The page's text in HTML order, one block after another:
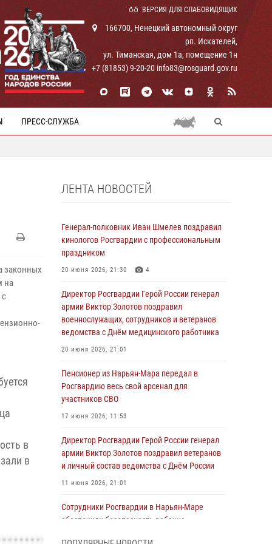
ВЕРСИЯ ДЛЯ СЛАБОВИДЯЩИХ
166700, Ненецкий автономный округ
рп. Искателей,
ул. Тиманская, дом 1а, помещение 1н
+7 (81853) 9-20-20 info83@rosguard.gov.ru
ПРЕСС-СЛУЖБА
законных
на
в
в
ЛЕНТА НОВОСТЕЙ
Генерал-полковник Иван Шмелев поздравил
кинологов Росгвардии с профессиональным
праздником
20 июня 2026, 21:30 4
Директор Росгвардии Герой России генерал
армии Виктор Золотов поздравил
военнослужащих, сотрудников и ветеранов
ведомства с Днём медицинского работника
20 июня 2026, 21:01
Пенсионер из Нарьян-Мара передал в
Росгвардию весь свой арсенал для
участников СВО
17 июня 2026, 11:53
Директор Росгвардии Герой России генерал
армии Виктор Золотов поздравил ветеранов
и личный состав ведомства с Днём России
11 июня 2026, 21:01
Сотрудники Росгвардии в Нарьян-Маре
обеспечили безопасность ребенка,